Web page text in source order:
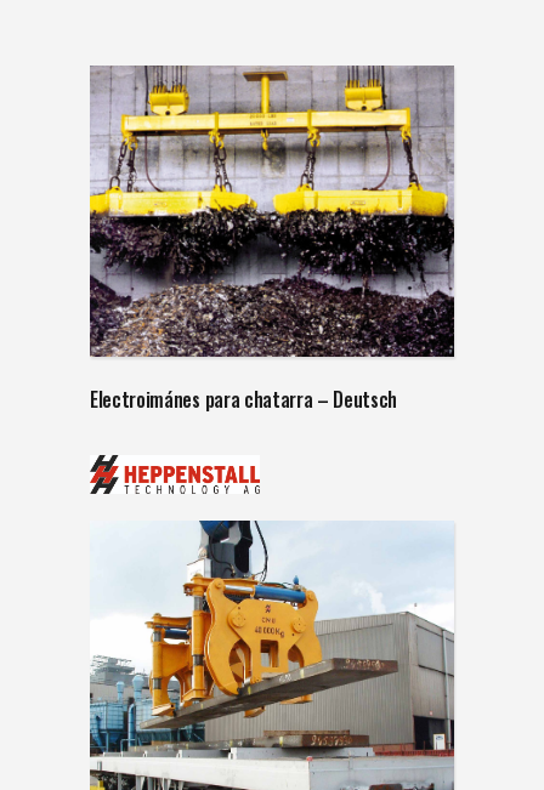
Electroimánes para chatarra – Deutsch